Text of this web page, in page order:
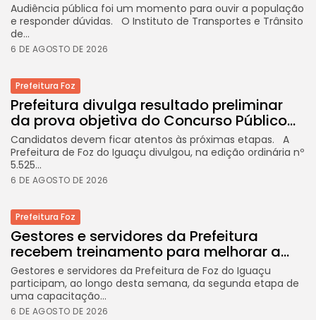
Audiência pública foi um momento para ouvir a população
e responder dúvidas. O Instituto de Transportes e Trânsito
de...
6 DE AGOSTO DE 2026
Prefeitura Foz
Prefeitura divulga resultado preliminar
da prova objetiva do Concurso Público...
Candidatos devem ficar atentos às próximas etapas. A
Prefeitura de Foz do Iguaçu divulgou, na edição ordinária nº
5.525...
6 DE AGOSTO DE 2026
Prefeitura Foz
Gestores e servidores da Prefeitura
recebem treinamento para melhorar a...
Gestores e servidores da Prefeitura de Foz do Iguaçu
participam, ao longo desta semana, da segunda etapa de
uma capacitação...
6 DE AGOSTO DE 2026